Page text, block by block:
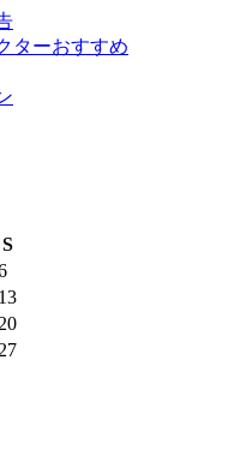
ターおすすめ
S
13